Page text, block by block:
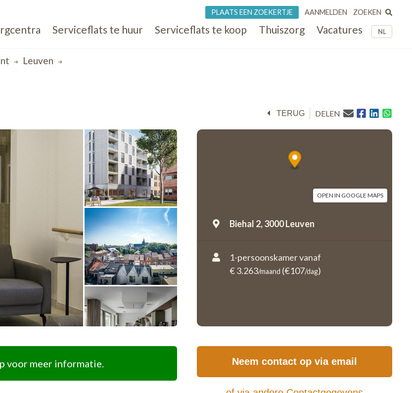
NL
Serviceflats te huur Serviceflats te koop Thuiszorg Vacatures
PLAATS EEN ZOEKERTJE AANMELDEN ZOEKEN
Leuven
TERUG DELEN
OPEN IN GOOGLE MAPS
Biehal 2,3000 Leuven
1-persoonskamer vanaf
€ 3.263/maand (€107/dag)
voor meer informatie. Neem contact op via email